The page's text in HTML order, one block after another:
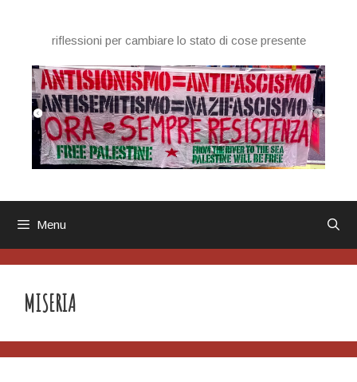
contenutoriflessioni per cambiare lo stato di cose presente
Menu
MISERIA